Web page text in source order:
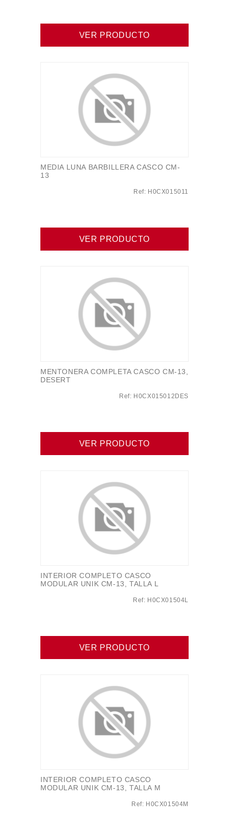
VER PRODUCTO
MEDIA LUNA BARBILLERA CASCO CM-
13
Ref: H0CX015011
VER PRODUCTO
MENTONERA COMPLETA CASCO CM-13,
DESERT
Ref: H0CX015012DES
VER PRODUCTO
INTERIOR COMPLETO CASCO
MODULAR UNIK CM-13, TALLA L
Ref: H0CX01504L
VER PRODUCTO
INTERIOR COMPLETO CASCO
MODULAR UNIK CM-13, TALLA M
Ref: H0CX01504M